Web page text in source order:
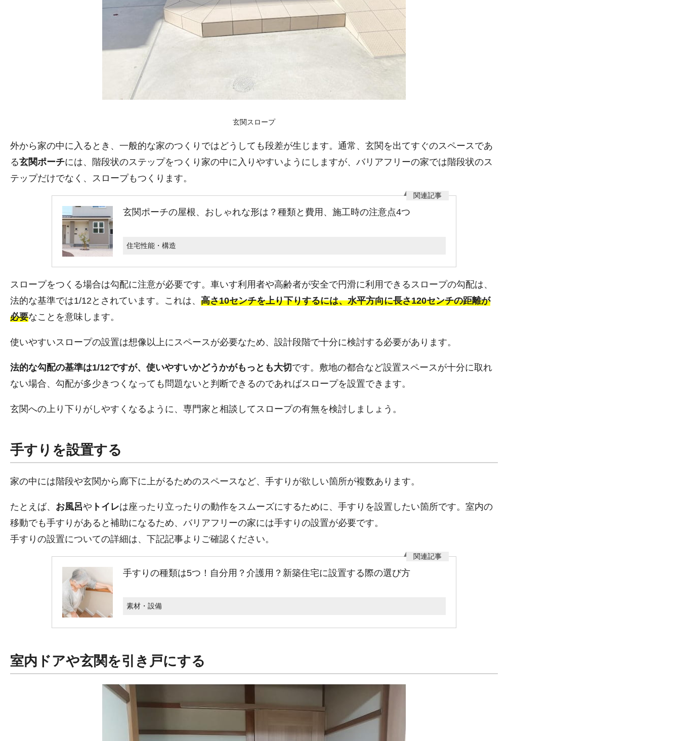
玄関スロープ
外から家の中に入るとき、一般的な家のつくりではどうしても段差が生じます。通常、玄関を出てすぐのスペースであ
る玄関ポーチには、階段状のステップをつくり家の中に入りやすいようにしますが、バリアフリーの家では階段状のス
テップだけでなく、スロープもつくります。
玄関ポーチの屋根、おしゃれな形は？種類と費用、施工時の注意点4つ
住宅性能・構造
スロープをつくる場合は勾配に注意が必要です。車いす利用者や高齢者が安全で円滑に利用できるスロープの勾配は、
法的な基準では1/12とされています。これは、 高さ10センチを上り下りするには、水平方向に長さ120センチの距離が
必要なことを意味します。
使いやすいスロープの設置は想像以上にスペースが必要なため、設計段階で十分に検討する必要があります。
法的な勾配の基準は1/12ですが、使いやすいかどうかがもっとも大切 です。敷地の都合など設置スペースが十分に取れ
ない場合、勾配が多少きつくなっても問題ないと判断できるのであればスロープを設置できます。
玄関への上り下りがしやすくなるように、専門家と相談してスロープの有無を検討しましょう。
手すりを設置する
家の中には階段や玄関から廊下に上がるためのスペースなど、手すりが欲しい箇所が複数あります。
たとえば、 お風呂や トイレは座ったり立ったりの動作をスムーズにするために、手すりを設置したい箇所です。室内の
移動でも手すりがあると補助になるため、バリアフリーの家には手すりの設置が必要です。
手すりの設置についての詳細は、下記記事よりご確認ください。
手すりの種類は5つ！自分用？介護用？新築住宅に設置する際の選び方
素材・設備
室内ドアや玄関を引き戸にする